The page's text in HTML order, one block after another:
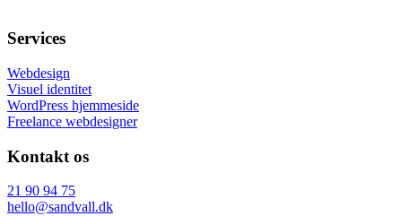
Services
Webdesign
Visuel identitet
WordPress hjemmeside
Freelance webdesigner
Kontakt os
21 90 94 75
hello@sandvall.dk